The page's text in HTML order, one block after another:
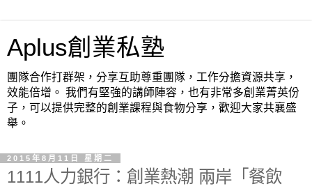
Aplus創業私塾
團隊合作打群架，分享互助尊重團隊，工作分擔資源共享，
效能倍增。 我們有堅強的講師陣容，也有非常多創業菁英份
子，可以提供完整的創業課程與食物分享，歡迎大家共襄盛
舉。
2015年8月11日 星期二
1111人力銀行：創業熱潮 兩岸「餐飲